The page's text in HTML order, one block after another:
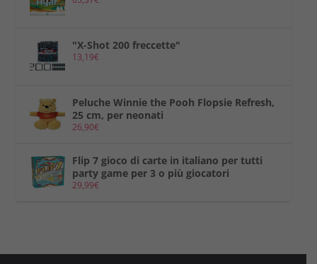
"X-Shot 200 freccette"
13,19€
Peluche Winnie the Pooh Flopsie Refresh,
25 cm, per neonati
26,90€
Flip 7 gioco di carte in italiano per tutti
party game per 3 o più giocatori
29,99€